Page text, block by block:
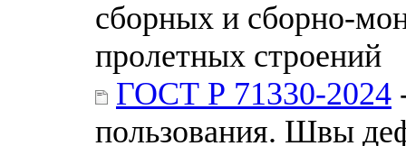
сборных и сборно-
пролетных строений
ГОСТ Р 71330-2024
пользования. Швы